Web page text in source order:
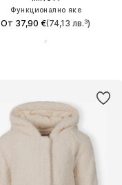
Функционално яке
От 37,90 €(74,13 лв.³)